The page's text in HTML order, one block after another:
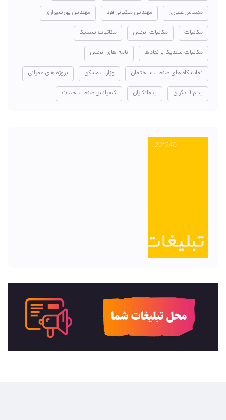
مهندس علیاری مهندس ملکیانی فرد مهندس پورشیرازی
مکاتبات مکاتبات انجمن مکاتبات سندیکا
مکاتبات سندیکا با نهادها نامه های انجمن
نمایشگاه های صنعت ساختمان وزارت مسکن پروژه های عمرانی
پیام آبادگران پیمانکاران کنفرانس صنعت احداث